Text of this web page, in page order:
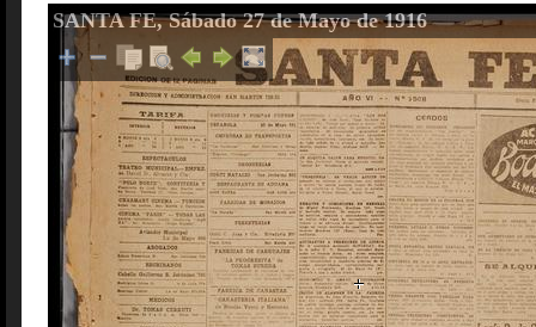
SANTA FE, Sábado 27 de Mayo de 1916